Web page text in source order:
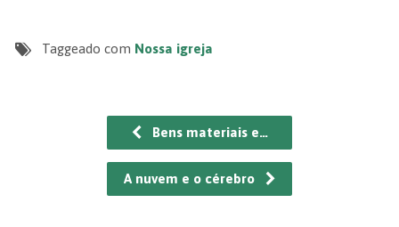
Taggeado com Nossa igreja
Bens materiais e…
A nuvem e o cérebro